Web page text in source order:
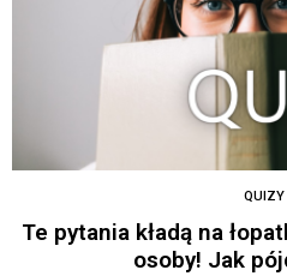
QUIZY
Te pytania kładą na
osoby! Jak